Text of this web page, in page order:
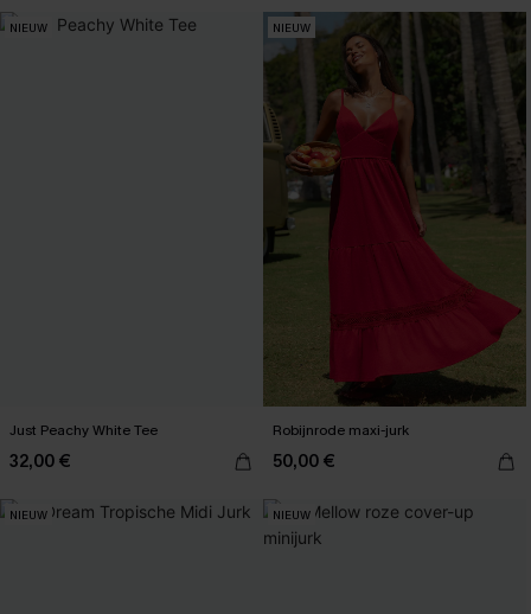
NIEUW
Just Peachy White Tee
32,00 €
NIEUW
Robijnrode maxi-jurk
50,00 €
NIEUW NIEUW